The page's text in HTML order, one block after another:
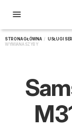
STRONA GŁÓWNA/ USŁUGI
WYMIANA SZYBY